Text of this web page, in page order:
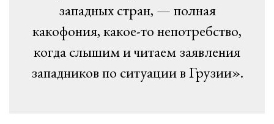
западных стран, — полная
какофония, какое-то непотребство,
когда слышим и читаем заявления
западников по ситуации в Грузии».